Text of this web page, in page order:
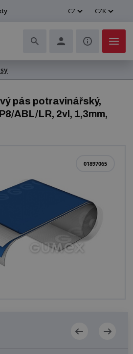
CZ CZK
výrobky
pás potravinářský,
ABL/LR, 2vl, 1,3mm,
01897065